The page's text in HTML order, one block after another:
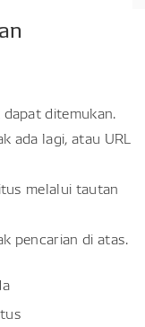
ditemukan.
ada lagi, atau URL
melalui tautan
pencarian di atas.